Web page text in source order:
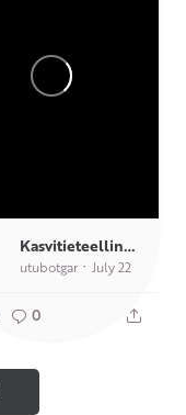
Kasvitieteellinen puutarha TY
utubotgar July 22
0